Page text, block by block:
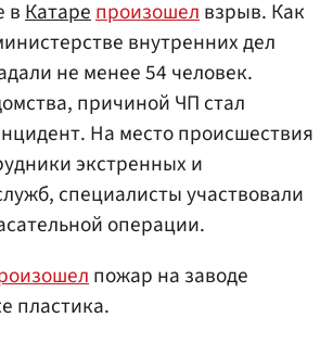
вКатарепроизошелвзрыв. Как
внутренних дел
не менее 54 человек.
причиной ЧП стал
На место происшествия
экстренных и
специалисты участвовали
операции.
пожар на заводе
пластика.